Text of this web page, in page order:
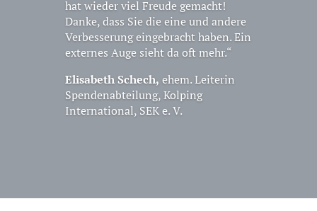
hat wieder viel Freude gemacht!
Danke, dass Sie die eine und andere
Verbesserung eingebracht haben. Ein
externes Auge sieht da oft mehr.“
Elisabeth Schech, ehem. Leiterin
Spendenabteilung, Kolping
International, SEK e. V.